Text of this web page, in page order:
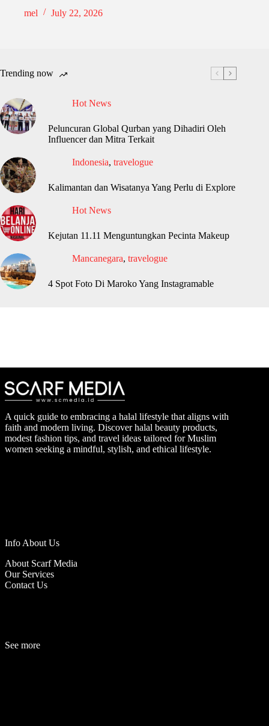
mel
July 22, 2026
Trending now
Hot News
Peluncuran Global Qurban yang Dihadiri Oleh
Influencer dan Mitra Terkait
Indonesia, travelogue
Kalimantan dan Wisatanya Yang Perlu di Explore
Hot News
Kejutan 11.11 Menguntungkan Pecinta Makeup
Mancanegara, travelogue
4 Spot Foto Di Maroko Yang Instagramable
A quick guide to embracing a halal lifestyle that aligns with
faith and modern living. Discover halal beauty products,
modest fashion tips, and travel ideas tailored for Muslim
women seeking a mindful, stylish, and ethical lifestyle.
Info About Us
About Scarf Media
Our Services
Contact Us
See more